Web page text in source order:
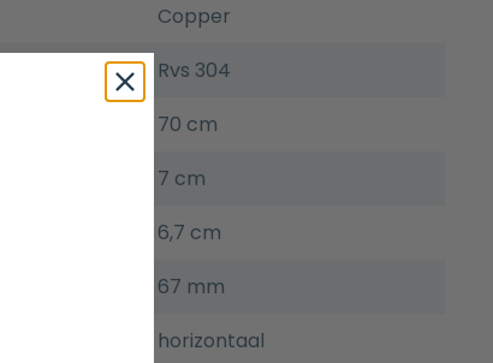
Copper
Rvs 304
70 cm
7 cm
6,7 cm
67 mm
horizontaal